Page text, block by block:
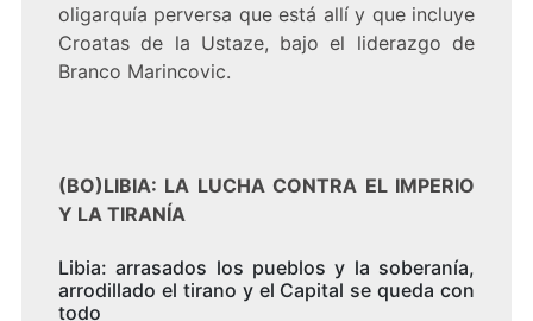
oligarquía perversa que está allí y que incluye
Croatas de la Ustaze, bajo el liderazgo de
Branco Marincovic.
(BO)LIBIA: LA LUCHA CONTRA EL IMPERIO
Y LA TIRANÍA
Libia: arrasados los pueblos y la soberanía,
arrodillado el tirano y el Capital se queda con
todo